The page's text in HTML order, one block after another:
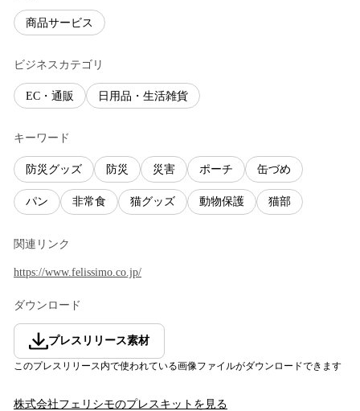
商品サービス
ビジネスカテゴリ
EC・通販 日用品・生活雑貨
キーワード
防災グッズ 防災 災害 ポーチ 缶づめ
パン 非常食 猫グッズ 動物保護 猫部
関連リンク
https://www.felissimo.co.jp/
ダウンロード
プレスリリース素材
このプレスリリース内で使われている画像ファイルがダウンロードできます
株式会社フェリシモのプレスキットを見る